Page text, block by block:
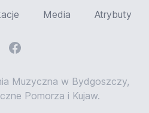
Media Atrybuty
Muzyczna w Bydgoszczy,
Pomorza i Kujaw.